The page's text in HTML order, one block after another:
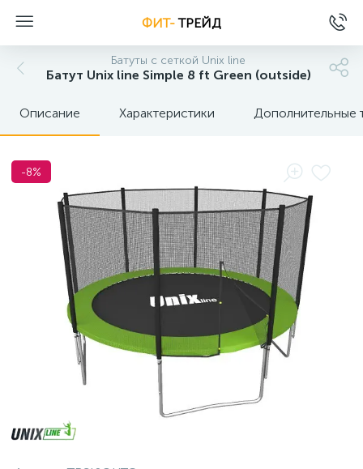
ФИТ-ТРЕЙД
Батуты с сеткой Unix line
Батут Unix line Simple 8 ft Green (outside)
Описание Характеристики Дополнительные
-8%